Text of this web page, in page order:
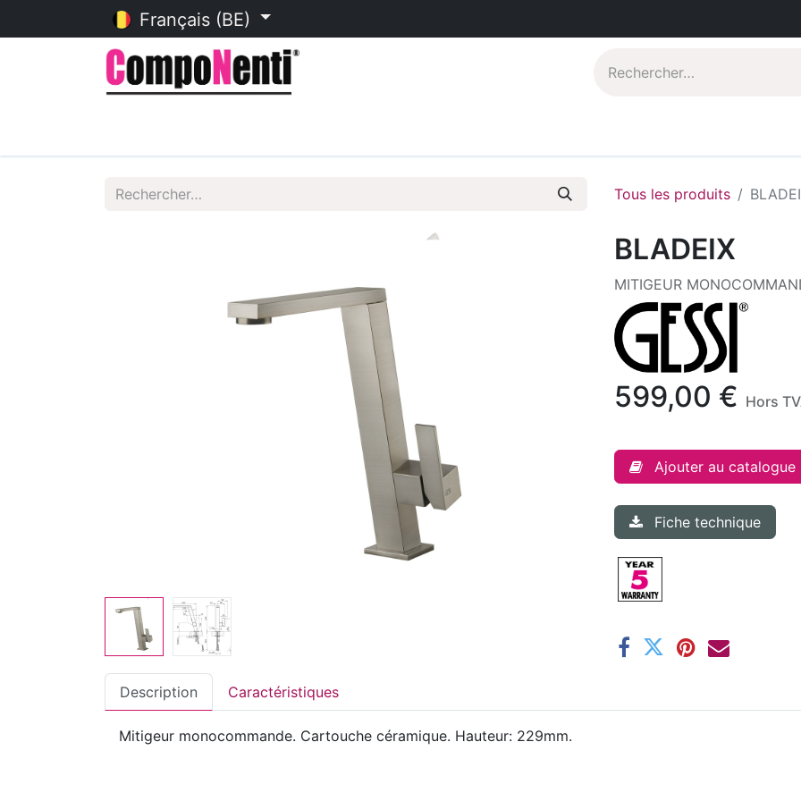
Français (BE)
Tous les produits
BLADEIX
MITIGEUR
599,00 € Hors
Ajouter au catalogue
Fiche technique
Description Caractéristiques
Mitigeur monocommande. Cartouche céramique. Hauteur: 229mm.